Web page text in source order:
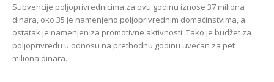
Subvencije poljoprivrednicima za ovu godinu iznose 37 miliona
dinara, oko 35 je namenjeno poljoprivrednim domaćinstvima, a
ostatak je namenjen za promotivne aktivnosti. Tako je budžet za
poljoprivredu u odnosu na prethodnu godinu uvećan za pet
miliona dinara.